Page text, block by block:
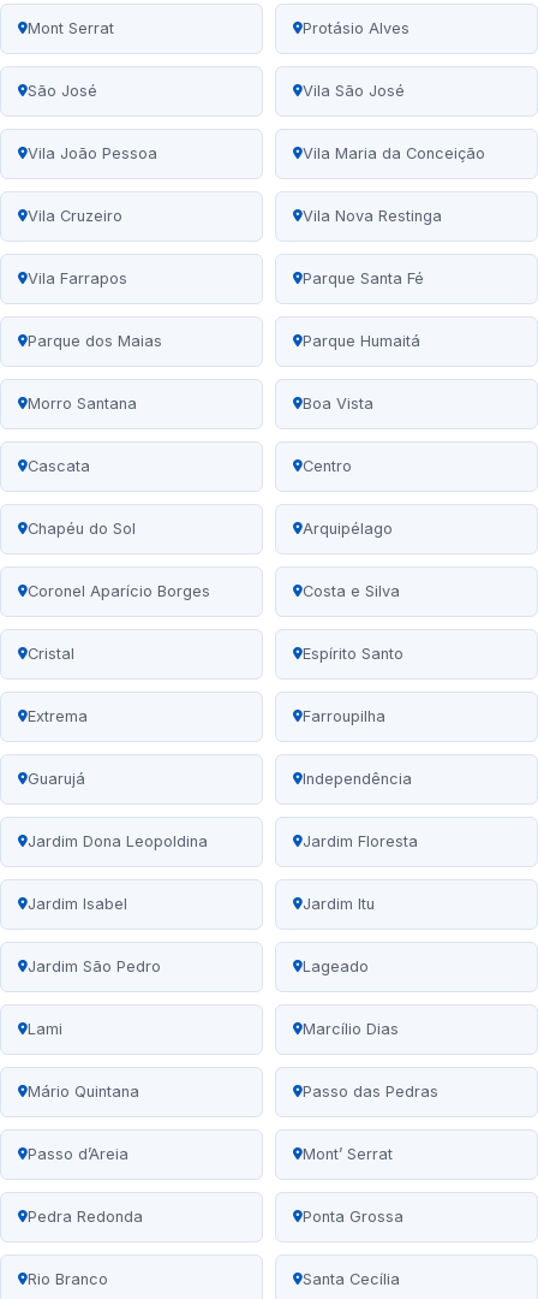
Mont Serrat Protásio Alves
São José Vila São José
Vila João Pessoa Vila Maria da Conceição
Vila Cruzeiro Vila Nova Restinga
Vila Farrapos Parque Santa Fé
Parque dos Maias Parque Humaitá
Morro Santana Boa Vista
Cascata Centro
Chapéu do Sol Arquipélago
Coronel Aparício Borges Costa e Silva
Cristal Espírito Santo
Extrema Farroupilha
Guarujá Independência
Jardim Dona Leopoldina Jardim Floresta
Jardim Isabel Jardim Itu
Jardim São Pedro Lageado
Lami Marcílio Dias
Mário Quintana Passo das Pedras
Passo d’Areia Mont’ Serrat
Pedra Redonda Ponta Grossa
Rio Branco Santa Cecília